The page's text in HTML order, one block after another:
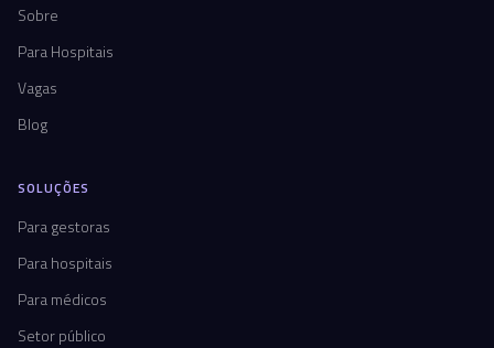
Sobre
Para Hospitais
Vagas
Blog
SOLUÇÕES
Para gestoras
Para hospitais
Para médicos
Setor público